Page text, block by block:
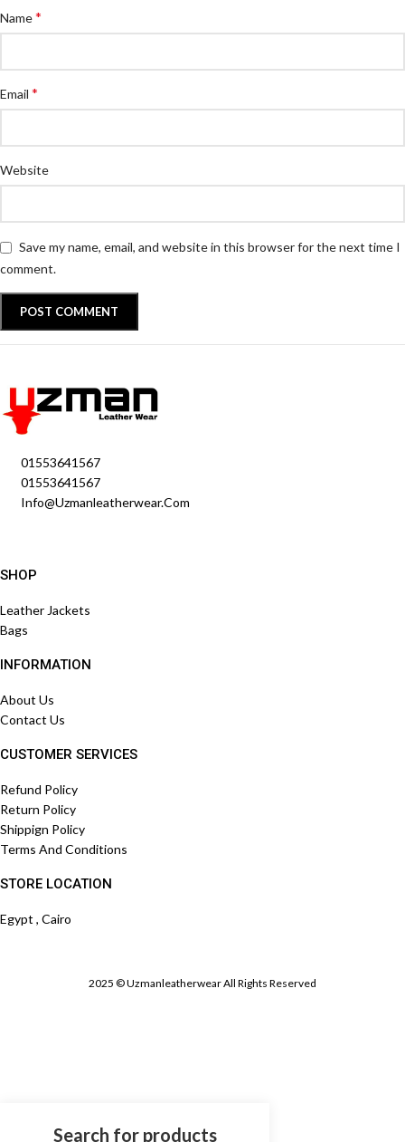
Name*
Email *
Website
Save my name, email, and website in this browser for the next time I
comment.
01553641567
01553641567
Info@uzmanleatherwear.com
SHOP
Leather Jackets
Bags
INFORMATION
About Us
Contact Us
CUSTOMER SERVICES
Refund Policy
Return Policy
Shippign Policy
Terms And Conditions
STORE LOCATION
Egypt , Cairo
2025 © Uzmanleatherwear All Rights Reserved